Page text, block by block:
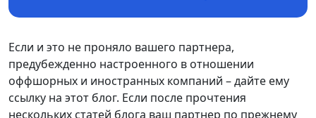
Если и это не проняло вашего партнера,
предубежденно настроенного в отношении
оффшорных и иностранных компаний – дайте ему
ссылку на этот блог. Если после прочтения
нескольких статей блога ваш партнер по прежнему